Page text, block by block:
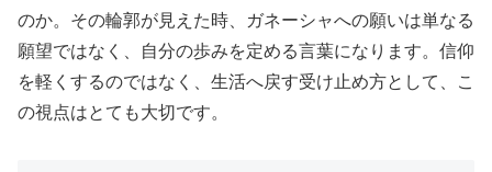
のか。その輪郭が見えた時、ガネーシャへの願いは単なる
願望ではなく、自分の歩みを定める言葉になります。信仰
を軽くするのではなく、生活へ戻す受け止め方として、こ
の視点はとても大切です。